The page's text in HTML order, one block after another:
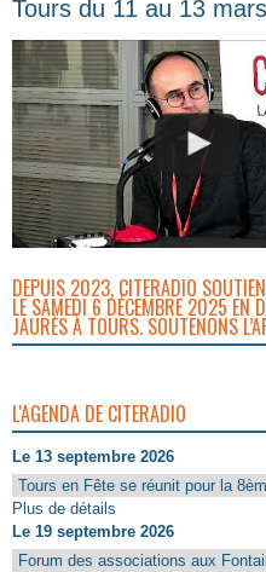
Tours du 11 au 13
DEPUIS 2023, CITERADIO
LE SAMEDI 6 DÉCEMBRE 2025 EN
JAURÈS À TOURS. SOUTENONS
L'AGENDA DE CITERADIO
Le 13 septembre 2026
Tours en Fête se réunit pour la
Plus de détails
Le 19 septembre 2026
Forum des associations aux